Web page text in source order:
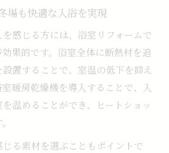
場も快適な入浴を実現
感じる方には、浴室リフォームで
果的です。浴室全体に断熱材を追
置することで、室温の低下を抑え
暖房乾燥機を導入することで、入
温めることができ、ヒートショッ
る素材を選ぶこともポイントで